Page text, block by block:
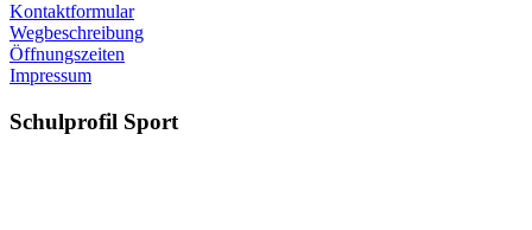
Kontaktformular
Wegbeschreibung
Öffnungszeiten
Impressum
Schulprofil Sport